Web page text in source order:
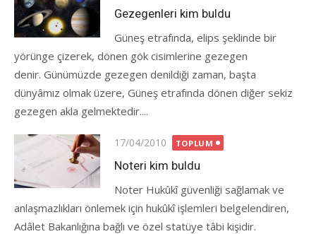
on
Gezegenleri kim buldu
Güneş etrafında, elips şeklinde bir
yörünge çizerek, dönen gök cisimlerine gezegen
denir. Günümüzde gezegen denildiği zaman, başta
dünyâmız olmak üzere, Güneş etrafında dönen diğer sekiz
gezegen akla gelmektedir....
Posted
on
17/04/2010 TOPLUM
Noteri kim buldu
Noter Hukûkî güvenliği sağlamak ve
anlaşmazlıkları önlemek için hukûkî işlemleri belgelendiren,
Adâlet Bakanlığına bağlı ve özel statüye tâbi kişidir.